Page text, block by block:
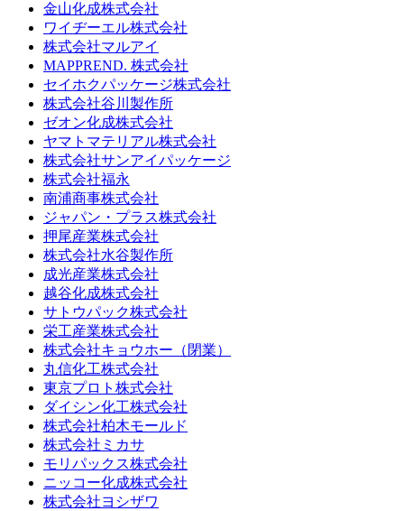
金山化成株式会社
ワイヂーエル株式会社
株式会社マルアイ
MAPPREND. 株式会社
セイホクパッケージ株式会社
株式会社谷川製作所
ゼオン化成株式会社
ヤマトマテリアル株式会社
株式会社サンアイパッケージ
株式会社福永
南浦商事株式会社
ジャパン・プラス株式会社
押尾産業株式会社
株式会社水谷製作所
成光産業株式会社
越谷化成株式会社
サトウパック株式会社
栄工産業株式会社
株式会社キョウホー（閉業）
丸信化工株式会社
東京プロト株式会社
ダイシン化工株式会社
株式会社柏木モールド
株式会社ミカサ
モリパックス株式会社
ニッコー化成株式会社
株式会社ヨシザワ